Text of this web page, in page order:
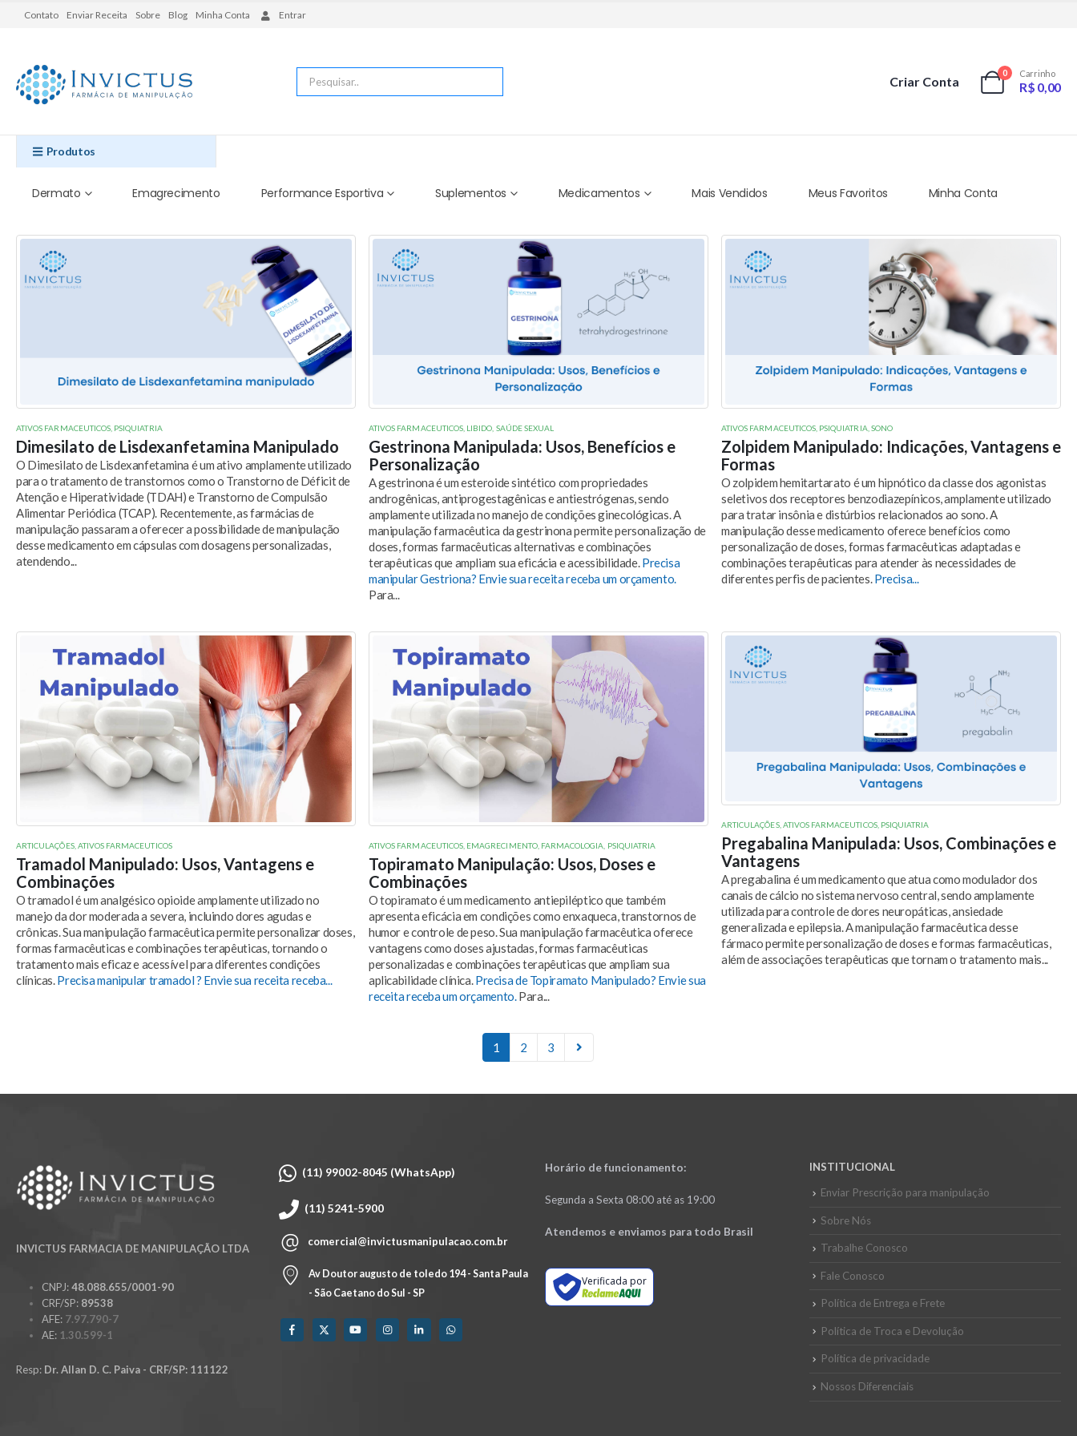
Contato Enviar Receita Sobre Blog Minha Conta Entrar
Criar Conta
0 Carrinho
R$ 0,00
Produtos
Dermato Emagrecimento Performance Esportiva Suplementos Medicamentos Mais Vendidos Meus Favoritos Minha Conta
ATIVOS FARMACEUTICOS PSIQUIATRIA
Dimesilato de Lisdexanfetamina Manipulado
O Dimesilato de Lisdexanfetamina é um ativo amplamente utilizado
para o tratamento de transtornos como o Transtorno de Déficit de
Atenção e Hiperatividade (TDAH) e Transtorno de Compulsão
Alimentar Periódica (TCAP). Recentemente, as farmácias de
manipulação passaram a oferecer a possibilidade de manipulação
desse medicamento em cápsulas com dosagens personalizadas,
atendendo...
ATIVOS FARMACEUTICOS LIBIDO SAÚDE SEXUAL
Gestrinona Manipulada: Usos, Benefícios e
Personalização
A gestrinona é um esteroide sintético com propriedades
androgênicas, antiprogestagênicas e antiestrógenas, sendo
amplamente utilizada no manejo de condições ginecológicas. A
manipulação farmacêutica da gestrinona permite personalização de
doses, formas farmacêuticas alternativas e combinações
terapêuticas que ampliam sua eficácia e acessibilidade.Precisa
manipular Gestriona? Envie sua receita receba um orçamento.
Para...
ATIVOS FARMACEUTICOS, PSIQUIATRIA, SONO
Zolpidem Manipulado: Indicações, Vantagens e
Formas
O zolpidem hemitartarato é um hipnótico da classe dos agonistas
seletivos dos receptores benzodiazepínicos, amplamente utilizado
para tratar insônia e distúrbios relacionados ao sono. A
manipulação desse medicamento oferece benefícios como
personalização de doses, formas farmacêuticas adaptadas e
combinações terapêuticas para atender às necessidades de
diferentes perfis de pacientes.Precisa...
ARTICULAÇÕES, ATIVOS FARMACEUTICOS
Tramadol Manipulado: Usos, Vantagens e
Combinações
O tramadol é um analgésico opioide amplamente utilizado no
manejo da dor moderada a severa, incluindo dores agudas e
crônicas. Sua manipulação farmacêutica permite personalizar doses,
formas farmacêuticas e combinações terapêuticas, tornando o
tratamento mais eficaz e acessível para diferentes condições
clínicas.Precisa manipular tramadol ? Envie sua receita receba...
ATIVOS FARMACEUTICOS EMAGRECIMENTO, FARMACOLOGIA PSIQUIATRIA
Topiramato Manipulação: Usos, Doses e
Combinações
O topiramato é um medicamento antiepiléptico que também
apresenta eficácia em condições como enxaqueca, transtornos de
humor e controle de peso. Sua manipulação farmacêutica oferece
vantagens como doses ajustadas, formas farmacêuticas
personalizadas e combinações terapêuticas que ampliam sua
aplicabilidade clínica.Precisa de Topiramato Manipulado? Envie sua
receita receba um orçamento.Para...
ARTICULAÇÕES, ATIVOS FARMACEUTICOS, PSIQUIATRIA
Pregabalina Manipulada: Usos, Combinações e
Vantagens
A pregabalina é um medicamento que atua como modulador dos
canais de cálcio no sistema nervoso central, sendo amplamente
utilizada para controle de dores neuropáticas, ansiedade
generalizada e epilepsia. A manipulação farmacêutica desse
fármaco permite personalização de doses e formas farmacêuticas,
além de associações terapêuticas que tornam o tratamento mais...
1 2 3
INVICTUS FARMACIA DE MANIPULAÇÃO LTDA
CNPJ:48.088.655/0001-90
CRF/SP: 89538
AFE: 7.97.790-7
AE: 1.30.599-1
Resp: Dr. Allan D. C. Paiva - CRF/SP: 111122
(11) 99002-8045 (WhatsApp)
(11) 5241-5900
comercial@invictusmanipulacao.com.br
Av Doutor augusto de toledo 194 - Santa Paula
- São Caetano do Sul - SP
Horário de funcionamento:
Segunda a Sexta 08:00 até as 19:00
Atendemos e enviamos para todo Brasil
Verificada por
INSTITUCIONAL
Enviar Prescrição para manipulação
Sobre Nós
Trabalhe Conosco
Fale Conosco
Política de Entrega e Frete
Política de Troca e Devolução
Política de privacidade
Nossos Diferenciais